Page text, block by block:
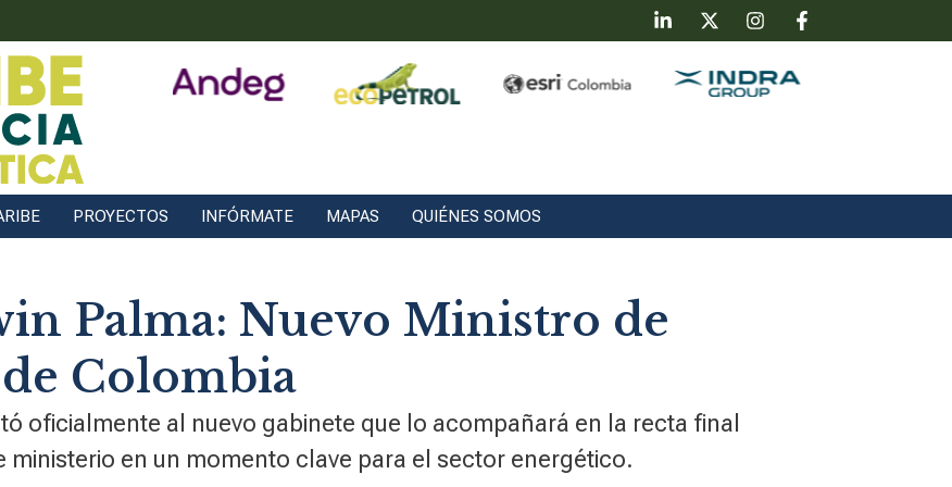
PROYECTOS INFÓRMATE MAPAS QUIÉNES SOMOS
Palma: Nuevo Ministro de
Colombia
oficialmente al nuevo gabinete que lo acompañará en la recta final
ministerio en un momento clave para el sector energético.